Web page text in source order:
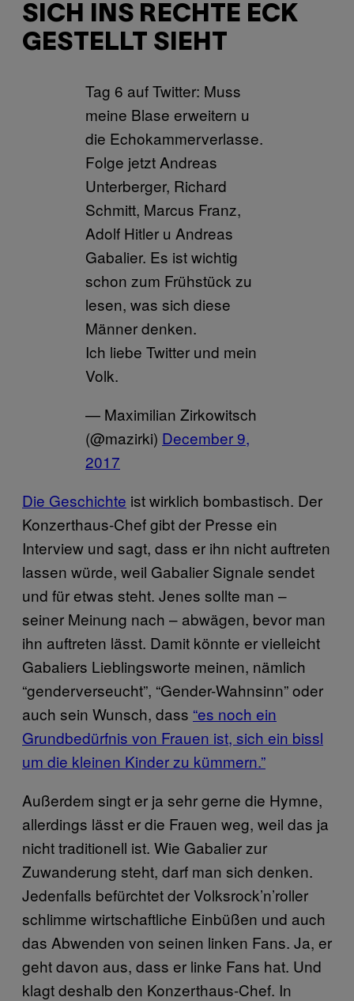
SICH INS RECHTE ECK
GESTELLT SIEHT
Tag 6 auf Twitter: Muss
meine Blase erweitern u
die Echokammerverlasse.
Folge jetzt Andreas
Unterberger, Richard
Schmitt, Marcus Franz,
Adolf Hitler u Andreas
Gabalier. Es ist wichtig
schon zum Frühstück zu
lesen, was sich diese
Männer denken.
Ich liebe Twitter und mein
Volk.
— Maximilian Zirkowitsch
(@mazirki) December 9,
2017
Die Geschichte ist wirklich bombastisch. Der
Konzerthaus-Chef gibt der Presse ein
Interview und sagt, dass er ihn nicht auftreten
lassen würde, weil Gabalier Signale sendet
und für etwas steht. Jenes sollte man –
seiner Meinung nach – abwägen, bevor man
ihn auftreten lässt. Damit könnte er vielleicht
Gabaliers Lieblingsworte meinen, nämlich
“genderverseucht”, “Gender-Wahnsinn” oder
auch sein Wunsch, dass “es noch ein
Grundbedürfnis von Frauen ist, sich ein bissl
um die kleinen Kinder zu kümmern.”
Außerdem singt er ja sehr gerne die Hymne,
allerdings lässt er die Frauen weg, weil das ja
nicht traditionell ist. Wie Gabalier zur
Zuwanderung steht, darf man sich denken.
Jedenfalls befürchtet der Volksrock’n’roller
schlimme wirtschaftliche Einbüßen und auch
das Abwenden von seinen linken Fans. Ja, er
geht davon aus, dass er linke Fans hat. Und
klagt deshalb den Konzerthaus-Chef. In